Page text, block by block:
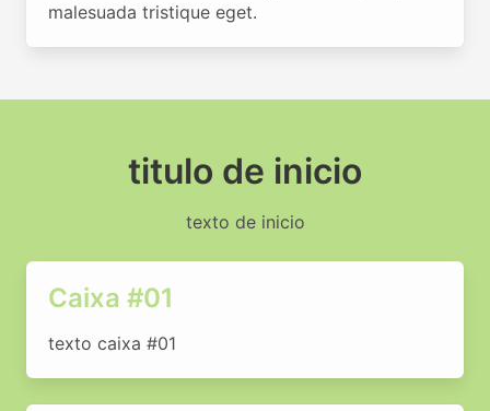
malesuada tristique eget.
titulo de inicio
texto de inicio
Caixa #01
texto caixa #01